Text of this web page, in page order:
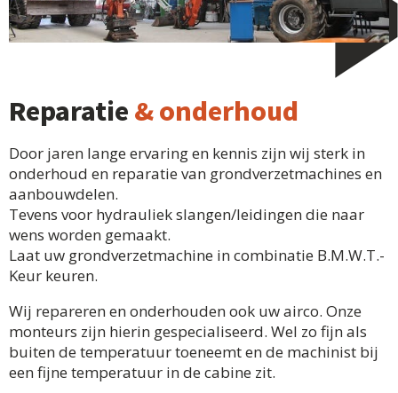
Reparatie & onderhoud
Door jaren lange ervaring en kennis zijn wij sterk in
onderhoud en reparatie van grondverzetmachines en
aanbouwdelen.
Tevens voor hydrauliek slangen/leidingen die naar
wens worden gemaakt.
Laat uw grondverzetmachine in combinatie B.M.W.T.-
Keur keuren.
Wij repareren en onderhouden ook uw airco. Onze
monteurs zijn hierin gespecialiseerd. Wel zo fijn als
buiten de temperatuur toeneemt en de machinist bij
een fijne temperatuur in de cabine zit.